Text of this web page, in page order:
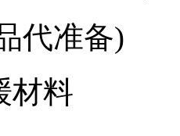
代准备)
材料